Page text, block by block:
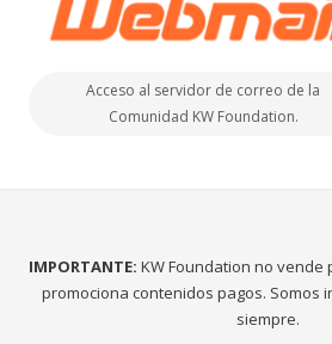
Acceso al servidor de correo de la
Comunidad KW Foundation.
IMPORTANTE: KW Foundation no
promociona contenidos pagos. Somos
siempre.